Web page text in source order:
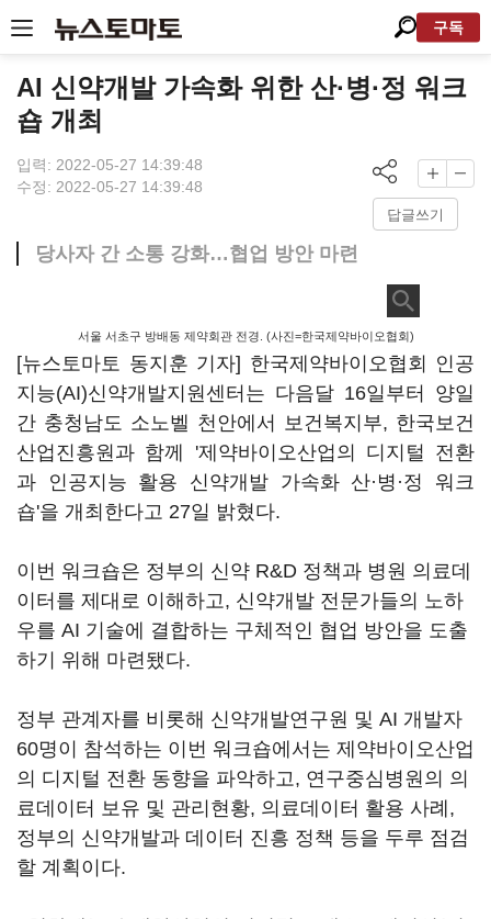
구독
AI 신약개발 가속화 위한 산·병·정 워크
숍 개최
입력: 2022-05-27 14:39:48
수정: 2022-05-27 14:39:48
답글쓰기
당사자 간 소통 강화…협업 방안 마련
서울 서초구 방배동 제약회관 전경. (사진=한국제약바이오협회)
[뉴스토마토 동지훈 기자] 한국제약바이오협회 인공
지능(AI)신약개발지원센터는 다음달 16일부터 양일
간 충청남도 소노벨 천안에서 보건복지부, 한국보건
산업진흥원과 함께 '제약바이오산업의 디지털 전환
과 인공지능 활용 신약개발 가속화 산·병·정 워크
숍'을 개최한다고 27일 밝혔다.
이번 워크숍은 정부의 신약 R&D 정책과 병원 의료데
이터를 제대로 이해하고, 신약개발 전문가들의 노하
우를 AI 기술에 결합하는 구체적인 협업 방안을 도출
하기 위해 마련됐다.
정부 관계자를 비롯해 신약개발연구원 및 AI 개발자
60명이 참석하는 이번 워크숍에서는 제약바이오산업
의 디지털 전환 동향을 파악하고, 연구중심병원의 의
료데이터 보유 및 관리현황, 의료데이터 활용 사례,
정부의 신약개발과 데이터 진흥 정책 등을 두루 점검
할 계획이다.